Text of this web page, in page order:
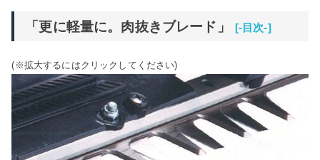
「更に軽量に。肉抜きブレード」 [-目次-]
(※拡大するにはクリックしてください)